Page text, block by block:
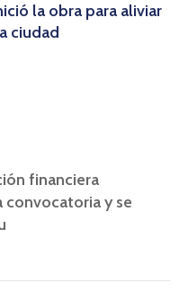
la obra para aliviar
ciudad
financiera
y se